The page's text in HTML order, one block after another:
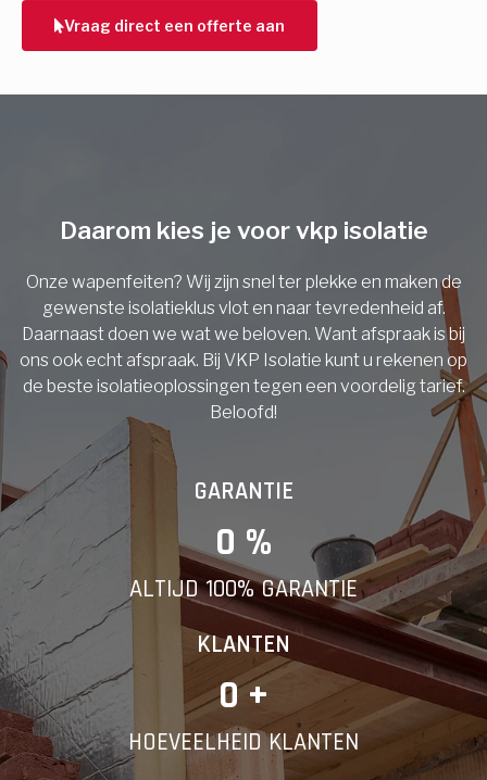
Vraag direct een offerte aan
Vorige
Daarom kies je voor vkp isolatie
Onze wapenfeiten? Wij zijn snel ter plekke en maken de
gewenste isolatieklus vlot en naar tevredenheid af.
Daarnaast doen we wat we beloven. Want afspraak is bij
ons ook echt afspraak. Bij VKP Isolatie kunt u rekenen op
de beste isolatieoplossingen tegen een voordelig tarief.
Beloofd!
GARANTIE
0 %
ALTIJD 100% GARANTIE
KLANTEN
0 +
HOEVEELHEID KLANTEN